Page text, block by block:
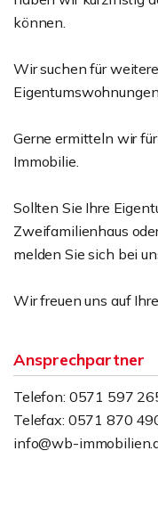
können.
Wir suchen für
Gerne ermitteln wir
Immobilie.
Sollten Sie Ihre
Zweifamilienhaus
melden Sie sich bei
Wir freuen uns auf
Ansprechpartner
Telefon: 0571 597
Telefax: 0571 870
info@wb-